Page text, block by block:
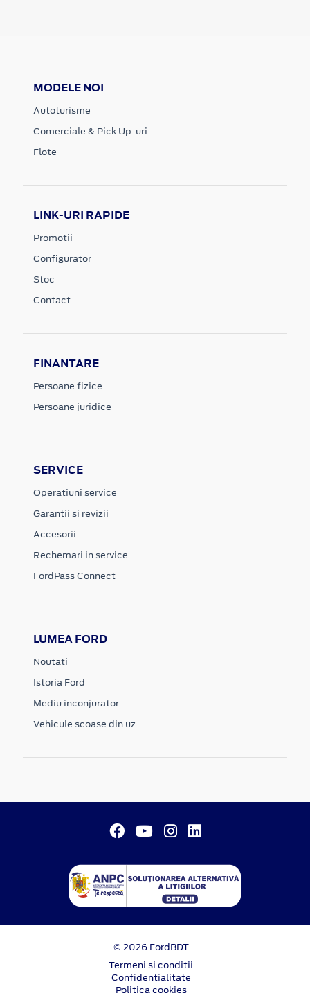
MODELE NOI
Autoturisme
Comerciale & Pick Up-uri
Flote
LINK-URI RAPIDE
Promotii
Configurator
Stoc
Contact
FINANTARE
Persoane fizice
Persoane juridice
SERVICE
Operatiuni service
Garantii si revizii
Accesorii
Rechemari in service
FordPass Connect
LUMEA FORD
Noutati
Istoria Ford
Mediu inconjurator
Vehicule scoase din uz
© 2026 FordBDT
Termeni si conditii
Confidentialitate
Politica cookies